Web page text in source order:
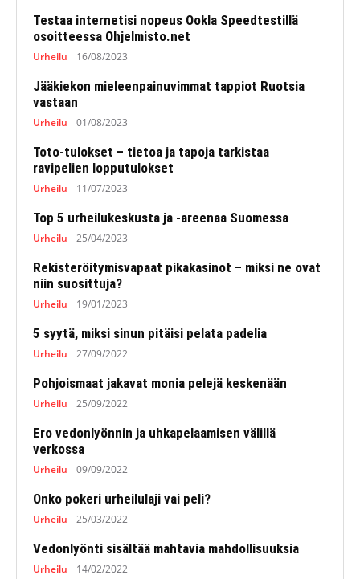
Testaa internetisi nopeus Ookla Speedtestillä
osoitteessa Ohjelmisto.net
Urheilu 16/08/2023
Jääkiekon mieleenpainuvimmat tappiot Ruotsia
vastaan
Urheilu 01/08/2023
Toto-tulokset – tietoa ja tapoja tarkistaa
ravipelien lopputulokset
Urheilu 11/07/2023
Top 5 urheilukeskusta ja -areenaa Suomessa
Urheilu 25/04/2023
Rekisteröitymisvapaat pikakasinot – miksi ne ovat
niin suosittuja?
Urheilu 19/01/2023
5 syytä, miksi sinun pitäisi pelata padelia
Urheilu 27/09/2022
Pohjoismaat jakavat monia pelejä keskenään
Urheilu 25/09/2022
Ero vedonlyönnin ja uhkapelaamisen välillä
verkossa
Urheilu 09/09/2022
Onko pokeri urheilulaji vai peli?
Urheilu 25/03/2022
Vedonlyönti sisältää mahtavia mahdollisuuksia
Urheilu 14/02/2022